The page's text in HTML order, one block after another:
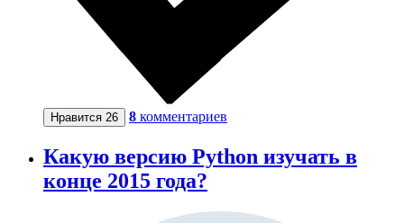
Нравится 26 8 комментариев
Какую версию Python изучать в
конце 2015 года?